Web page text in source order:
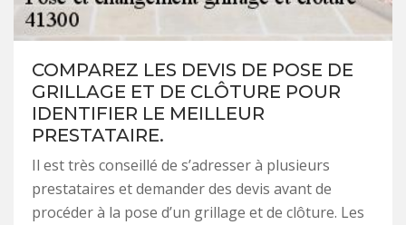
COMPAREZ LES DEVIS DE POSE DE
GRILLAGE ET DE CLÔTURE POUR
IDENTIFIER LE MEILLEUR
PRESTATAIRE.
Il est très conseillé de s’adresser à plusieurs
prestataires et demander des devis avant de
procéder à la pose d’un grillage et de clôture. Les